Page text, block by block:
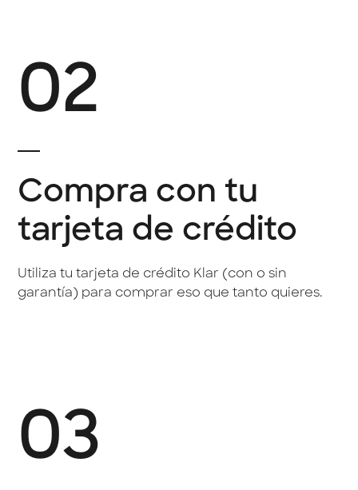
02
Compra con tu
tarjeta de crédito
Utiliza tu tarjeta de crédito Klar (con o sin
garantía) para comprar eso que tanto quieres.
03